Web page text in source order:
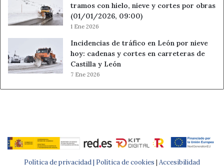
tramos con hielo, nieve y cortes por obras
(01/01/2026, 09:00)
1 Ene 2026
Incidencias de tráfico en León por nieve
hoy: cadenas y cortes en carreteras de
Castilla y León
7 Ene 2026
Política de privacidad | Política de cookies Accesibilidad